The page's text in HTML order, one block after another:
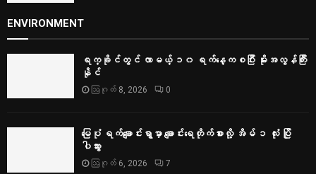
ENVIRONMENT
ရက္ခိုင်တွင် လာမယ့် ၁၀ ရက်နေ့ကစပြီး မိုးအလွန်ကြီး
နိုင်
ဩဂုတ် 8, 2026 0
မြေပုံ ရက်ချောင်းရွာမှာ ချောင်းရေတိုက်စားလို့ အိမ် ၁ လုံး ပြို
ပါသွား
ဩဂုတ် 6, 2026 7